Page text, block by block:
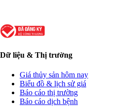
Dữ liệu & Thị trường
Giá thủy sản hôm nay
Biểu đồ & lịch sử giá
Báo cáo thị trường
Báo cáo dịch bệnh